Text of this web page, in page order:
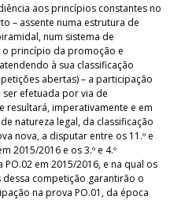
aos princípios constantes no
– assente numa estrutura de
num sistema de
princípio da promoção e
à sua classificação
abertas) – a participação
efetuada por via de
resultará, imperativamente e em
natureza legal, da classificação
nova, a disputar entre os 11.º e
2015/2016 e os 3.º e 4.º
em 2015/2016, e na qual os
competição garantirão o
na prova PO.01, da época